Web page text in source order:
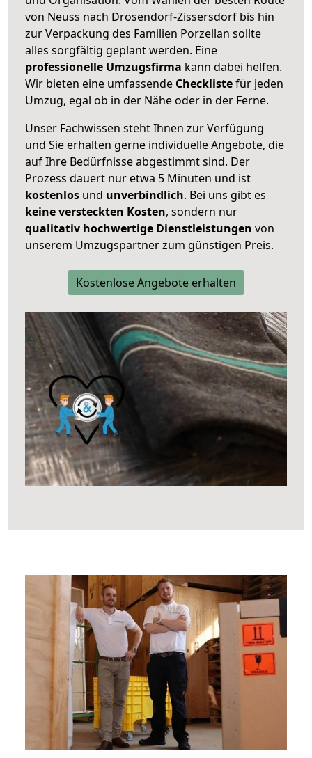
von Neuss nach Drosendorf-Zissersdorf bis hin
zur Verpackung des Familien Porzellan sollte
alles sorgfältig geplant werden. Eine
professionelle Umzugsfirma kann dabei helfen.
Wir bieten eine umfassende Checklistefür jeden
Umzug, egal ob in der Nähe oder in der Ferne.
Unser Fachwissen steht Ihnen zur Verfügung
und Sie erhalten gerne individuelle Angebote, die
auf Ihre Bedürfnisse abgestimmt sind. Der
Prozess dauert nur etwa 5 Minuten und ist
kostenlos und unverbindlich. Bei uns gibt es
keine versteckten Kosten, sondern nur
qualitativ hochwertige Dienstleistungen von
unserem Umzugspartner zum günstigen Preis.
Kostenlose Angebote erhalten